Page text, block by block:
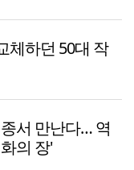
체하던 50대 작
서 만난다… 역
의 장'